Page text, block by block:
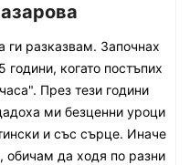
разказвам. Започнах
години, когато постъпих
През тези години
ми безценни уроци
и със сърце. Иначе
обичам да ходя по разни